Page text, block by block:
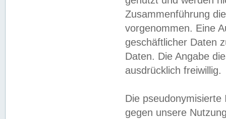
Zusammenführung
vorgenommen. Eine
geschäftlicher Daten
Daten. Die Angabe
ausdrücklich freiwillig.
Die
gegen unsere